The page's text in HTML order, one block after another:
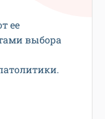
ее
выбора